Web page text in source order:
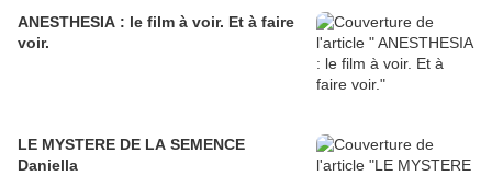
ANESTHESIA : le film à voir. Et à faire
voir.
LE MYSTERE DE LA SEMENCE
Daniella